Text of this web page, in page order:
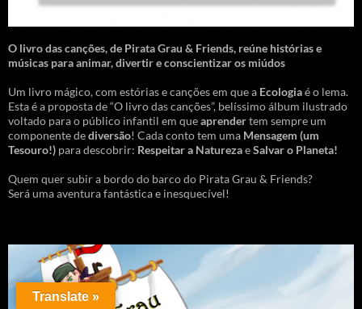
O livro das canções,de Pirata Grau & Friends, reúne histórias e
músicas para animar, divertir e conscientizar os miúdos
Um livro mágico, com estórias e canções em que a Ecologiaé o lema.
Esta é a proposta de “O livro das canções”, belíssimo álbum ilustrado
voltado para o público infantil em queaprendertem sempre um
componente dediversão! Cada conto tem uma Mensagem (um
Tesouro!) para descobrir: Respeitar a NaturezaeSalvar o Planeta!
Quem quer subir a bordo do barco do Pirata Grau & Friends?
Será uma aventura fantástica e inesquecível!
Translate »